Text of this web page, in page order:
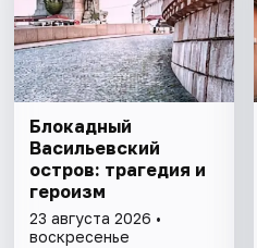
Блокадный
Васильевский
остров: трагедия и
героизм
23 августа 2026 •
воскресенье